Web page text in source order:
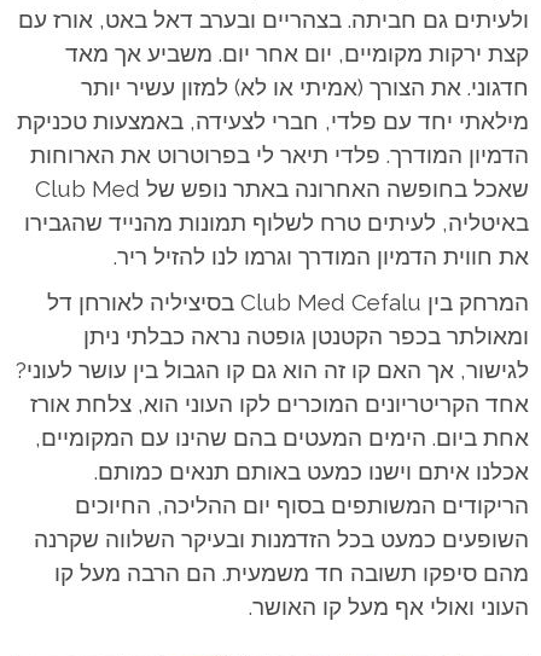
ולעיתים גם חביתה. בצהריים ובערב דאל באט, אורז עם
קצת ירקות מקומיים, יום אחר יום. משביע אך מאד
חדגוני. את הצורך (אמיתי או לא) למזון עשיר יותר
מילאתי יחד עם פלדי, חברי לצעידה, באמצעות טכניקת
הדמיון המודרך. פלדי תיאר לי בפרוטרוט את הארוחות
שאכל בחופשה האחרונה באתר נופש של Club Med
באיטליה, לעיתים טרח לשלוף תמונות מהנייד שהגבירו
את חווית הדמיון המודרך וגרמו לנו להזיל ריר.
המרחק בין Club Med Cefalu בסיציליה לאורחן דל
ומאולתר בכפר הקטנטן גופטה נראה כבלתי ניתן
לגישור, אך האם קו זה הוא גם קו הגבול בין עושר לעוני?
אחד הקריטריונים המוכרים לקו העוני הוא, צלחת אורז
אחת ביום. הימים המעטים בהם שהינו עם המקומיים,
אכלנו איתם וישנו כמעט באותם תנאים כמותם.
הריקודים המשותפים בסוף יום ההליכה, החיוכים
השופעים כמעט בכל הזדמנות ובעיקר השלווה שקרנה
מהם סיפקו תשובה חד משמעית. הם הרבה מעל קו
העוני ואולי אף מעל קו האושר.